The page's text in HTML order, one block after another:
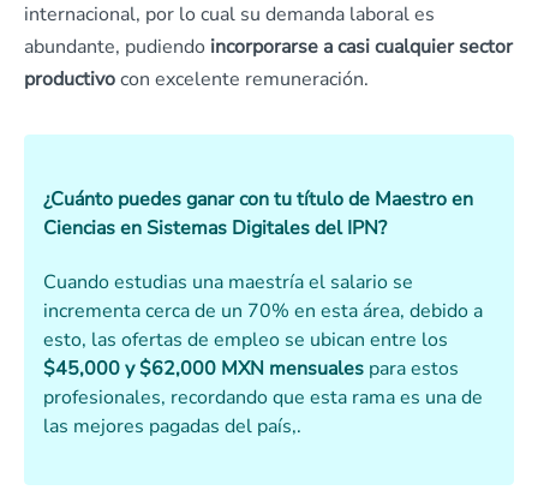
internacional, por lo cual su demanda laboral es
abundante, pudiendo incorporarse a casi cualquier sector
productivocon excelente remuneración.
¿Cuánto puedes ganar con tu título de Maestro en
Ciencias en Sistemas Digitales del IPN?
Cuando estudias una maestría el salario se
incrementa cerca de un 70% en esta área, debido a
esto, las ofertas de empleo se ubican entre los
$45,000 y $62,000 MXN mensuales para estos
profesionales, recordando que esta rama es una de
las mejores pagadas del país,.